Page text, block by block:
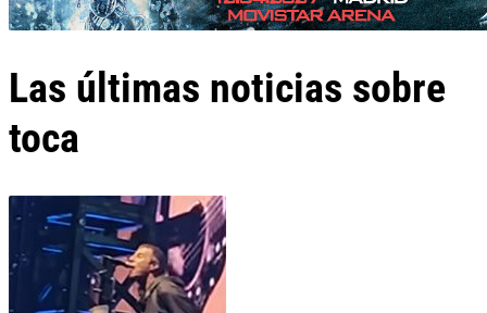
Las últimas noticias sobre
toca